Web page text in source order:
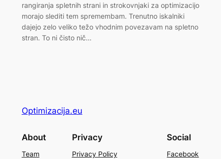
rangiranja spletnih strani in strokovnjaki za optimizacijo
morajo slediti tem spremembam. Trenutno iskalniki
dajejo zelo veliko težo vhodnim povezavam na spletno
stran. To ni čisto nič…
Optimizacija.eu
About
Team
Privacy
Privacy Policy
Social
Facebook